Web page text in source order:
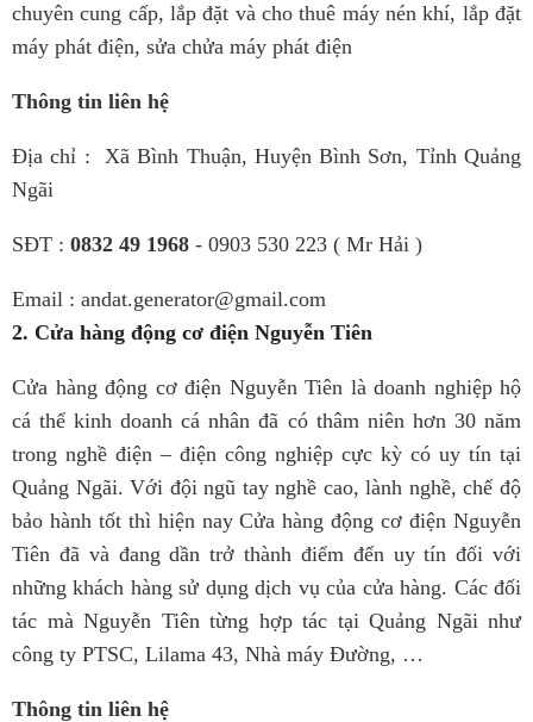
chuyên cung cấp, lắp đặt và cho thuê máy nén khí, lắp đặt
máy phát điện, sửa chửa máy phát điện
Thông tin liên hệ
Địa chỉ : Xã Bình Thuận, Huyện Bình Sơn, Tỉnh Quảng
Ngãi
SĐT : 0832 49 1968 - 0903 530 223 ( Mr Hải )
Email : andat.generator@gmail.com
2. Cửa hàng động cơ điện Nguyễn Tiên
Cửa hàng động cơ điện Nguyễn Tiên là doanh nghiệp hộ
cá thể kinh doanh cá nhân đã có thâm niên hơn 30 năm
trong nghề điện – điện công nghiệp cực kỳ có uy tín tại
Quảng Ngãi. Với đội ngũ tay nghề cao, lành nghề, chế độ
bảo hành tốt thì hiện nay Cửa hàng động cơ điện Nguyễn
Tiên đã và đang dần trở thành điểm đến uy tín đối với
những khách hàng sử dụng dịch vụ của cửa hàng. Các đối
tác mà Nguyễn Tiên từng hợp tác tại Quảng Ngãi như
công ty PTSC, Lilama 43, Nhà máy Đường, …
Thông tin liên hệ